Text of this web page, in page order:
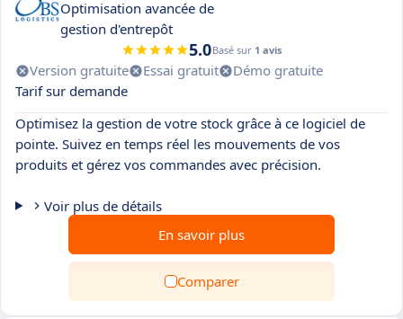
Optimisation avancée de
gestion d'entrepôt
5.0Basé sur 1 avis
Version gratuite Essai gratuit
Démo gratuite
Tarif sur demande
Optimisez la gestion de votre stock grâce à ce logiciel de
pointe. Suivez en temps réel les mouvements de vos
produits et gérez vos commandes avec précision.
Voir plus de détails
En savoir plus
Comparer